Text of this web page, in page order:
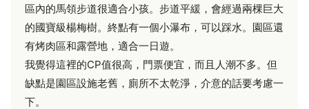
區內的馬領步道很適合小孩。步道平緩，會經過兩棵巨大
的國寶級楊梅樹。終點有一個小瀑布，可以踩水。園區還
有烤肉區和露營地，適合一日遊。
我覺得這裡的CP值很高，門票便宜，而且人潮不多。但
缺點是園區設施老舊，廁所不太乾淨，介意的話要考慮一
下。